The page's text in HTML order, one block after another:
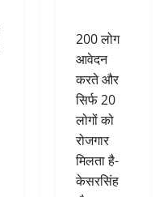
200 लोग
आवेदन
करते और
सिर्फ 20
लोगों को
रोजगार
मिलता है-
केसरसिंह